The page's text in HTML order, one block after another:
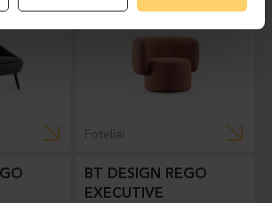
Foteliai
BT DESIGN REGO
EXECUTIVE